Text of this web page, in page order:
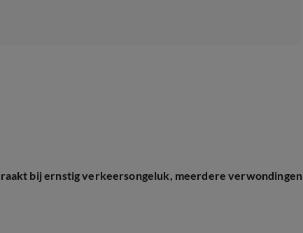
bij ernstig verkeersongeluk, meerdere verwondingen